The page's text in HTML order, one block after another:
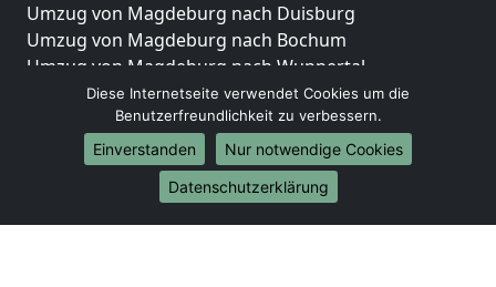
Umzug von Magdeburg nach Duisburg
Umzug von Magdeburg nach Bochum
Umzug von Magdeburg nach Wuppertal
Umzug von Magdeburg nach Bielefeld
Umzug von Magdeburg nach Bonn
Umzug von Magdeburg nach Münster
Internationale-Umzüge
Umzug von Magdeburg nach Brasilien
Diese Internetseite verwendet Cookies um die
Benutzerfreundlichkeit zu verbessern.
Einverstanden
Nur notwendige Cookies
Datenschutzerklärung